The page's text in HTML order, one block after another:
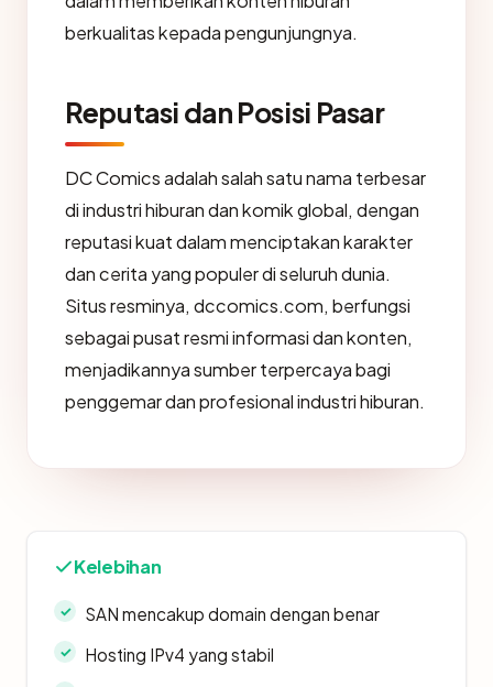
berkualitas kepada pengunjungnya.
Reputasi dan Posisi Pasar
DC Comics adalah salah satu nama terbesar
di industri hiburan dan komik global, dengan
reputasi kuat dalam menciptakan karakter
dan cerita yang populer di seluruh dunia.
Situs resminya, dccomics.com, berfungsi
sebagai pusat resmi informasi dan konten,
menjadikannya sumber terpercaya bagi
penggemar dan profesional industri hiburan.
Kelebihan
SAN mencakup domain dengan benar
Hosting IPv4 yang stabil